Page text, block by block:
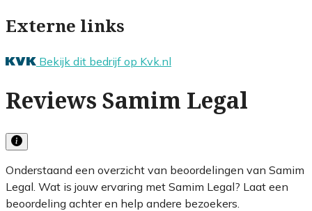
Externe links
Bekijk dit bedrijf op Kvk.nl
Reviews Samim Legal
Onderstaand een overzicht van beoordelingen van Samim
Legal. Wat is jouw ervaring met Samim Legal? Laat een
beoordeling achter en help andere bezoekers.